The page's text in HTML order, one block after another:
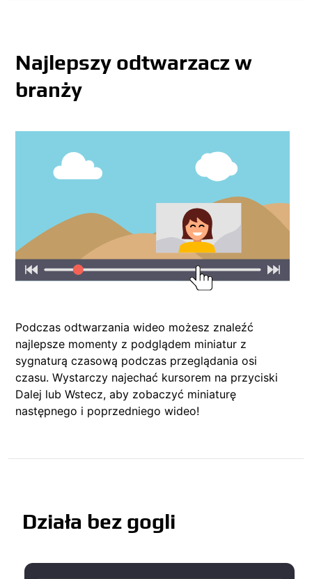
Najlepszy odtwarzacz w
branży
Podczas odtwarzania wideo możesz znaleźć
najlepsze momenty z podglądem miniatur z
sygnaturą czasową podczas przeglądania osi
czasu. Wystarczy najechać kursorem na przyciski
Dalej lub Wstecz, aby zobaczyć miniaturę
następnego i poprzedniego wideo!
Działa bez gogli